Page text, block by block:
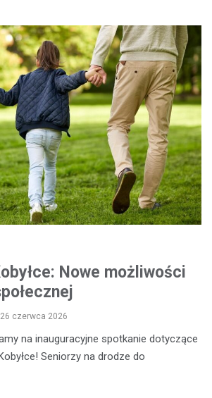
Nowe możliwości
26 czerwca 2026
na inauguracyjne spotkanie dotyczące
Seniorzy na drodze do